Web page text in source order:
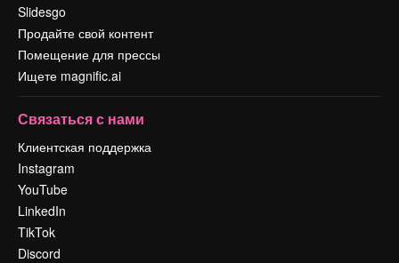
Slidesgo
Продайте свой контент
Помещение для прессы
Ищете magnific.ai
Связаться с нами
Клиентская поддержка
Instagram
YouTube
LinkedIn
TikTok
Discord